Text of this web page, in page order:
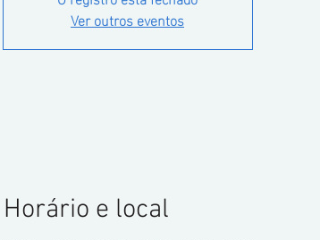
Ver outros eventos
Horário e local